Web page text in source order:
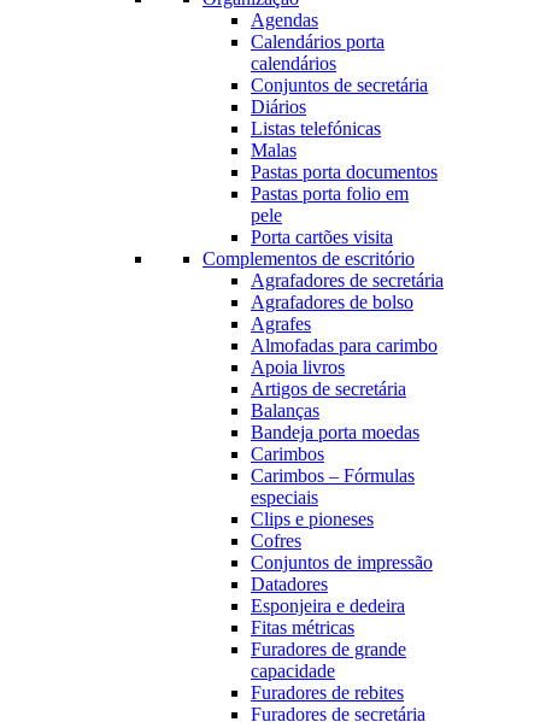
Agendas
Calendários porta
calendários
Conjuntos de secretária
Diários
Listas telefónicas
Malas
Pastas porta documentos
Pastas porta folio em
pele
Porta cartões visita
Complementos de escritório
Agrafadores de secretária
Agrafadores de bolso
Agrafes
Almofadas para carimbo
Apoia livros
Artigos de secretária
Balanças
Bandeja porta moedas
Carimbos
Carimbos – Fórmulas
especiais
Clips e pioneses
Cofres
Conjuntos de impressão
Datadores
Esponjeira e dedeira
Fitas métricas
Furadores de grande
capacidade
Furadores de rebites
Furadores de secretária